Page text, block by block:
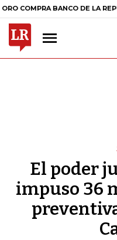
BANCO DE LA REPÚBLICA
El poder
impuso 36